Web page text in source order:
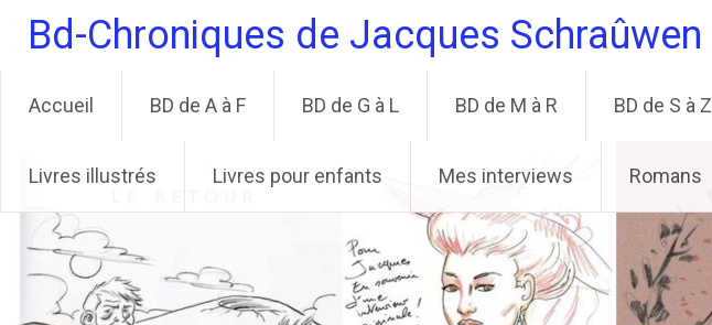
contenu
Bd-Chroniques de Jacques Schraûwen
Accueil BD de A à F BD de G à L BD de M à R BD de S à Z
Livres illustrés Livres pour enfants Mes interviews Romans